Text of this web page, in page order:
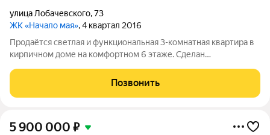
улица Лобачевского,73
ЖК «Начало мая», 4 квартал 2016
Продаётся светлая и функциональная 3-комнатная квартира в
кирпичном доме на комфортном 6 этаже. Сделан
панорамными окнами, установлен
Позвонить
5 900 000 ₽